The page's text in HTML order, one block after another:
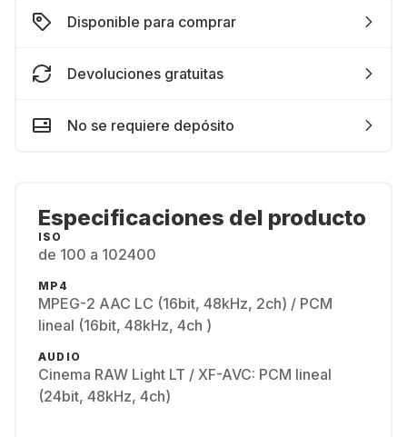
Disponible para comprar
Devoluciones gratuitas
No se requiere depósito
Especificaciones del producto
ISO
de 100 a 102400
MP4
MPEG-2 AAC LC (16bit, 48kHz, 2ch) / PCM
lineal (16bit, 48kHz, 4ch )
AUDIO
Cinema RAW Light LT / XF-AVC: PCM lineal
(24bit, 48kHz, 4ch)